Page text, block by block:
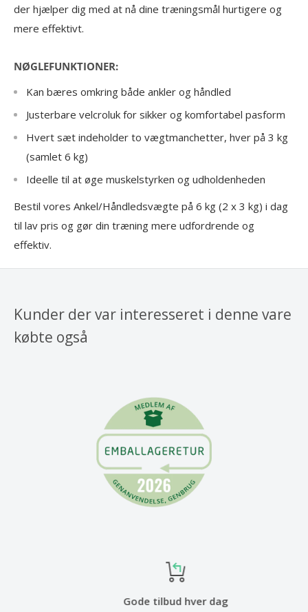
der hjælper dig med at nå dine træningsmål hurtigere og
mere effektivt.
NØGLEFUNKTIONER:
Kan bæres omkring både ankler og håndled
Justerbare velcroluk for sikker og komfortabel pasform
Hvert sæt indeholder to vægtmanchetter, hver på 3 kg
(samlet 6 kg)
Ideelle til at øge muskelstyrken og udholdenheden
Bestil vores Ankel/Håndledsvægte på 6 kg (2 x 3 kg) i dag
til lav pris og gør din træning mere udfordrende og
effektiv.
Kunder der var interesseret i denne vare
købte også
Gode tilbud hver dag